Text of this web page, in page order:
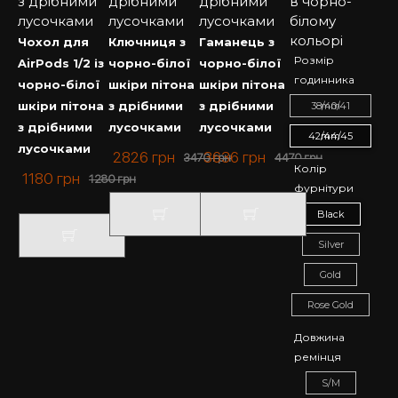
Чохол для
AirPods 1/2 із
чорно-білої
шкіри пітона
з дрібними
лусочками
1280грн
1180 грн
Ключниця з
чорно-білої
шкіри пітона
з дрібними
лусочками
3470грн
2826 грн
Гаманець з
чорно-білої
шкіри пітона
з дрібними
лусочками
4470грн
3636 грн
Розмір
годинника
38/40/41 mm
42/44/45 mm
Колір
фурнітури
Black
Silver
Gold
Rose Gold
Довжина
ремінця
S/M